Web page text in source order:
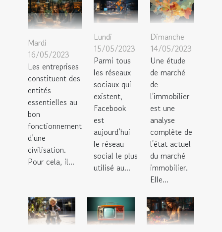
Mardi
16/05/2023
Les entreprises
constituent des
entités
essentielles au
bon
fonctionnement
d’une
civilisation.
Pour cela, il...
Lundi
15/05/2023
Parmi tous
les réseaux
sociaux qui
existent,
Facebook
est
aujourd’hui
le réseau
social le plus
utilisé au...
Dimanche
14/05/2023
Une étude
de marché
de
l'immobilier
est une
analyse
complète de
l'état actuel
du marché
immobilier.
Elle...